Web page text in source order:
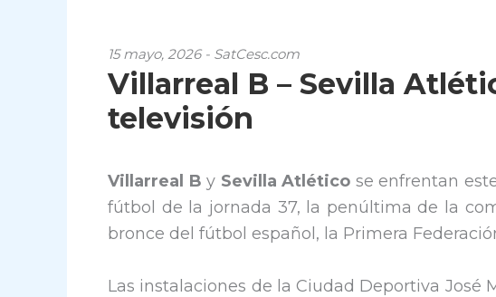
15 mayo, 2026 - SatCesc.com
Villarreal B – Sevilla
televisión
Villarreal By Sevilla Atlético se enfrentan
fútbol de la jornada 37, la penúltima de la
bronce del fútbol español, la Primera
Las instalaciones de la Ciudad Deportiva José